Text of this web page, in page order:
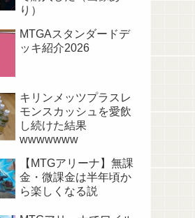
り）
MTGAスタンダードデ
ッキ紹介2026
キリンメッツプラスレ
モンスカッシュを愛飲
し続けた結果
wwwwwww
【MTGアリーナ】無課
金・微課金は半年頃か
ら楽しくなる説